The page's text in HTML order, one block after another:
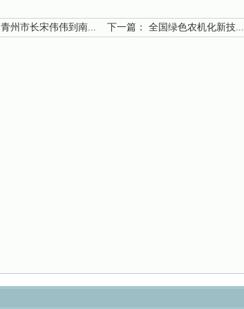
青州市长宋伟伟到南... 下一篇： 全国绿色农机化新技...